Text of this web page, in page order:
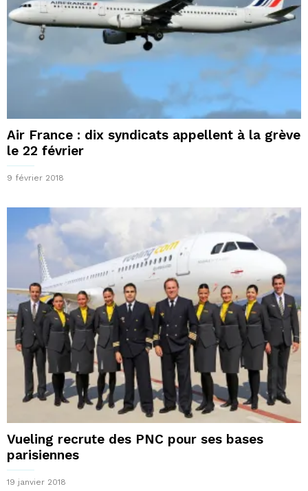
Air France : dix syndicats appellent à la grève
le 22 février
9 février 2018
Vueling recrute des PNC pour ses bases
parisiennes
19 janvier 2018